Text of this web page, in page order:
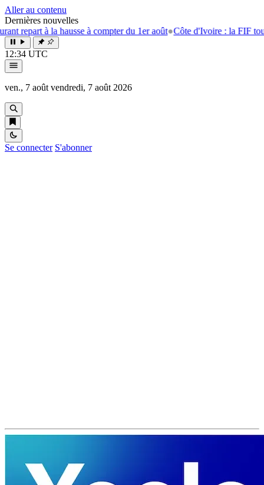
Aller au contenu
Dernières nouvelles
à la hausse à compter du 1er août●Côte d'Ivoire : la FIF tourne la
12:34 UTC
ven., 7 août vendredi, 7 août 2026
Se connecter S'abonner